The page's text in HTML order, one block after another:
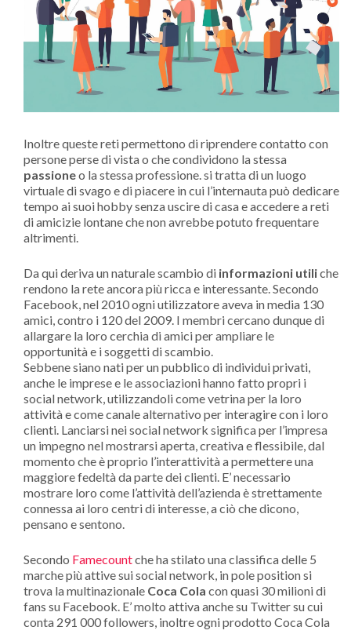
Inoltre queste reti permettono di riprendere contatto con
persone perse di vista o che condividono la stessa
passioneo la stessa professione. si tratta di un luogo
virtuale di svago e di piacere in cui l’internauta può dedicare
tempo ai suoi hobby senza uscire di casa e accedere a reti
di amicizie lontane che non avrebbe potuto frequentare
altrimenti.
Da qui deriva un naturale scambio di informazioni utiliche
rendono la rete ancora più ricca e interessante. Secondo
Facebook, nel 2010 ogni utilizzatore aveva in media 130
amici, contro i 120 del 2009. I membri cercano dunque di
allargare la loro cerchia di amici per ampliare le
opportunità e i soggetti di scambio.
Sebbene siano nati per un pubblico di individui privati,
anche le imprese e le associazioni hanno fatto propri i
social network, utilizzandoli come vetrina per la loro
attività e come canale alternativo per interagire con i loro
clienti. Lanciarsi nei social network significa per l’impresa
un impegno nel mostrarsi aperta, creativa e flessibile, dal
momento che è proprio l’interattività a permettere una
maggiore fedeltà da parte dei clienti. E’ necessario
mostrare loro come l’attività dell’azienda è strettamente
connessa ai loro centri di interesse, a ciò che dicono,
pensano e sentono.
Secondo Famecountche ha stilato una classifica delle 5
marche più attive sui social network, in pole position si
trova la multinazionale Coca Cola con quasi 30 milioni di
fans su Facebook. E’ molto attiva anche su Twitter su cui
conta 291 000 followers, inoltre ogni prodotto Coca Cola